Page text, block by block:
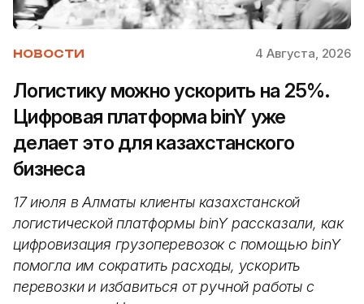
НОВОСТИ 4 Августа, 2026
Логистику можно ускорить на 25%.
Цифровая платформа binY уже
делает это для казахстанского
бизнеса
17 июля в Алматы клиенты казахстанской
логистической платформы binY рассказали, как
цифровизация грузоперевозок с помощью binY
помогла им сократить расходы, ускорить
перевозки и избавиться от ручной работы с